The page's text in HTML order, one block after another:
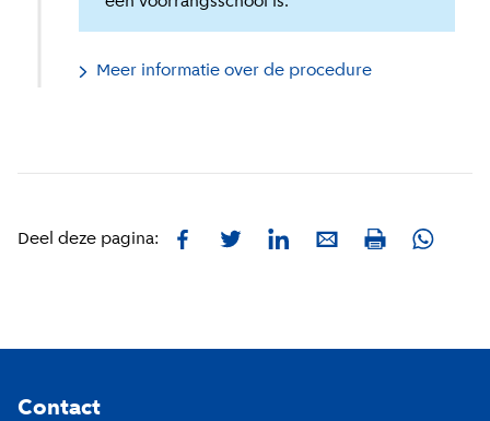
Meer informatie over de procedure
Deel deze pagina: FacebookTwitterLinkedInE-mailPrint
Contact